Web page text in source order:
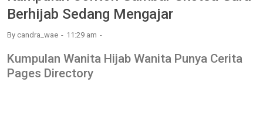
Berhijab Sedang Mengajar
By candra_wae 11:29 am
Kumpulan Wanita Hijab Wanita Punya Cerita
Pages Directory